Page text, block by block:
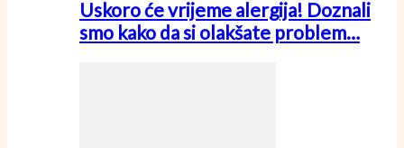
Uskoro će vrijeme alergija! Doznali
smo kako da si olakšate problem…